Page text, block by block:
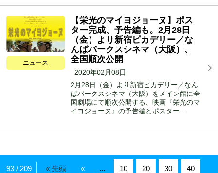
ニュース
【栄光のマイヨジョーヌ】ポス
ター完成、予告編も。2⽉28⽇
（⾦）より新宿ピカデリー／な
んばパークスシネマ（⼤阪）、
全国順次公開
2020年02月08日
2⽉28⽇（⾦）より新宿ピカデリー／なん
ばパークスシネマ（⼤阪）をメイン館に全
国劇場にて順次公開する、映画『栄光のマ
イヨジョーヌ』の予告編とポスター…
93 / 209 « 先頭 « ... 10 20 30 40